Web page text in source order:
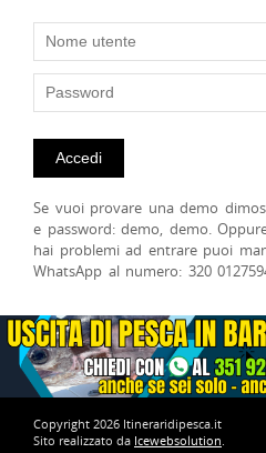
Se vuoi provare una demo
e password: demo, demo.
hai problemi ad entrare puoi
WhatsApp al numero: 320
Copyright 2026 Itineraridipesca.it
Sito realizzato da Icewebsolution